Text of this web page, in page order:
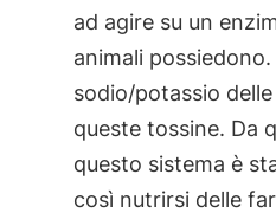
ad agire su un
animali
sodio/potassio
queste tossine. Da
questo sistema è
così nutrirsi delle